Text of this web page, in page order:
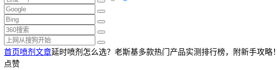
首页喷剂文章延时喷剂怎么选？老斯基多款热门产品实测排行榜，附新手攻略！
点赞